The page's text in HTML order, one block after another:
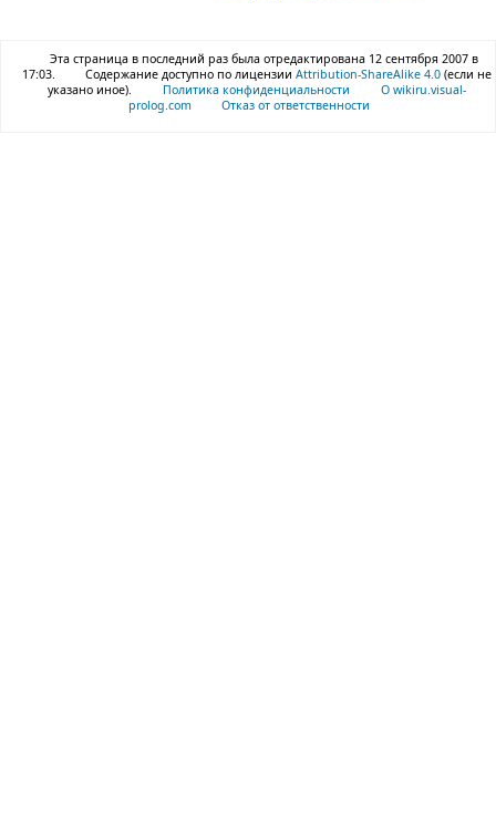
Эта страница в последний раз была отредактирована 12 сентября 2007 в
17:03.
Содержание доступно по лицензииAttribution-ShareAlike 4.0(если не
указано иное).
Политика конфиденциальности
О wikiru.visual-
prolog.com
Отказ от ответственности